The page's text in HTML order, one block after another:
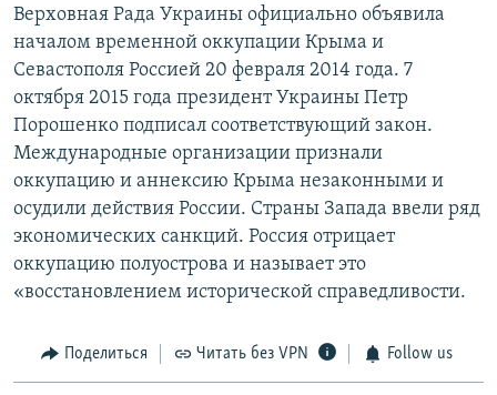
Верховная Рада Украины официально объявила
началом временной оккупации Крыма и
Севастополя Россией 20 февраля 2014 года. 7
октября 2015 года президент Украины Петр
Порошенко подписал соответствующий закон.
Международные организации признали
оккупацию и аннексию Крыма незаконными и
осудили действия России. Страны Запада ввели ряд
экономических санкций. Россия отрицает
оккупацию полуострова и называет это
«восстановлением исторической справедливости.
Поделиться Читать без VPN Follow us